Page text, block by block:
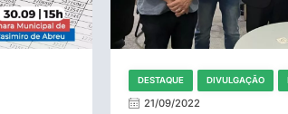
DESTAQUE DIVULGAÇÃO
21/09/2022